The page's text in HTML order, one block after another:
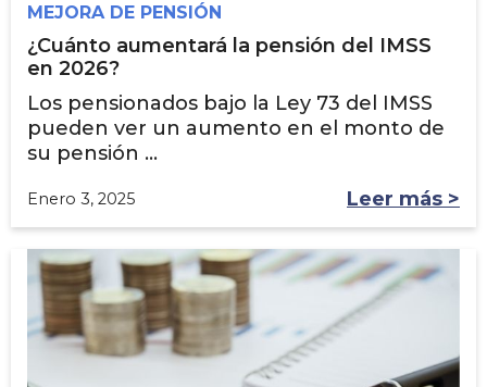
MEJORA DE PENSIÓN
¿Cuánto aumentará la pensión del IMSS
en 2026?
Los pensionados bajo la Ley 73 del IMSS
pueden ver un aumento en el monto de
su pensión ...
Enero 3, 2025 Leer más >